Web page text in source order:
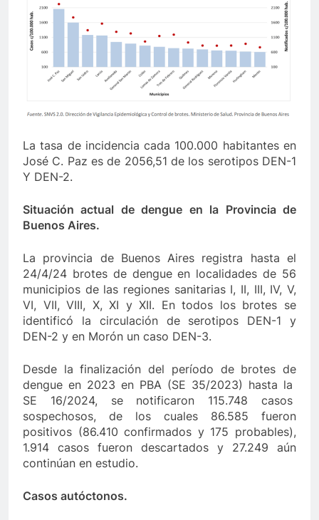
La tasa de incidencia cada 100.000 habitantes en
José C. Paz es de 2056,51 de los serotipos DEN-1
Y DEN-2.
Situación actual de dengue en la Provincia de
Buenos Aires.
La provincia de Buenos Aires registra hasta el
24/4/24 brotes de dengue en localidades de 56
municipios de las regiones sanitarias I, II, III, IV, V,
VI, VII, VIII, X, XI y XII. En todos los brotes se
identificó la circulación de serotipos DEN-1 y
DEN-2 y en Morón un caso DEN-3.
Desde la finalización del período de brotes de
dengue en 2023 en PBA (SE 35/2023) hasta la
SE 16/2024, se notificaron 115.748 casos
sospechosos, de los cuales 86.585 fueron
positivos (86.410 confirmados y 175 probables),
1.914 casos fueron descartados y 27.249 aún
continúan en estudio.
Casos autóctonos.